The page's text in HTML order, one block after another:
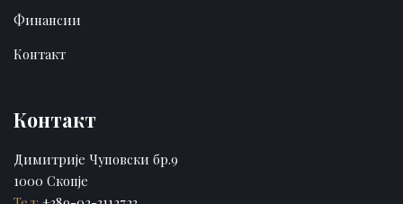
Финансии
Контакт
Контакт
Димитрије Чуповски бр.9
1000 Скопје